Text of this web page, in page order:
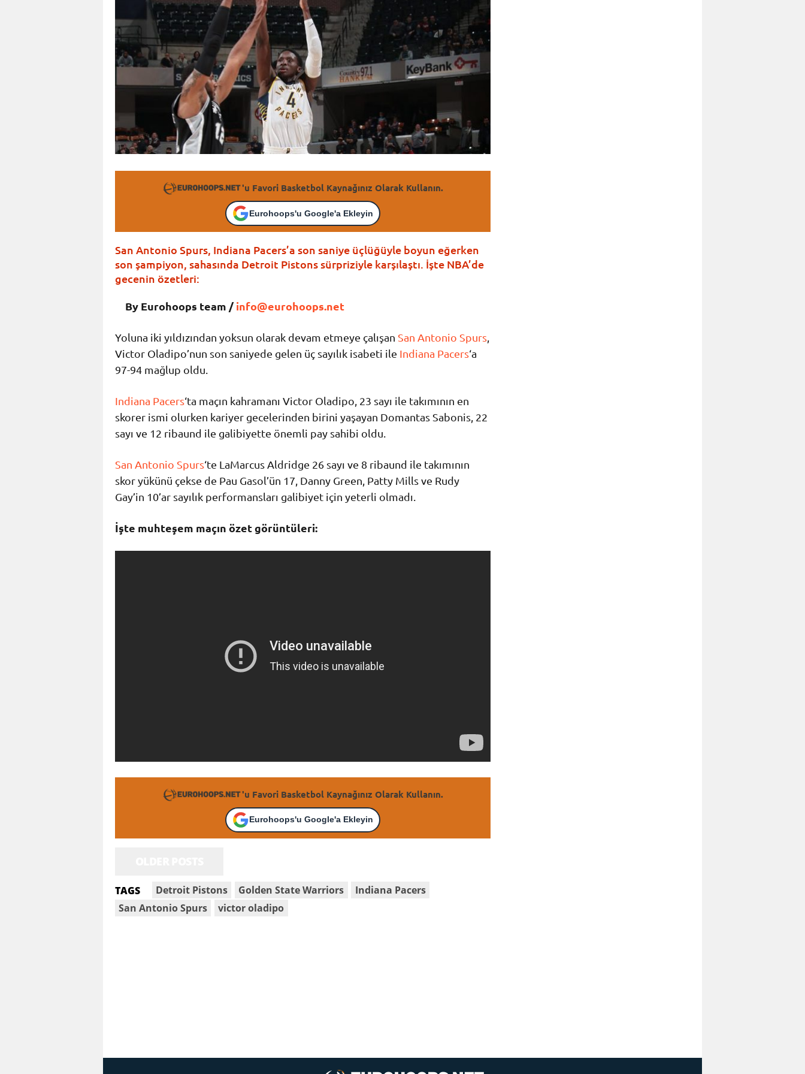
'u Favori Basketbol Kaynağınız Olarak Kullanın.
Eurohoops'u Google'a Ekleyin
San Antonio Spurs, Indiana Pacers’a son saniye üçlüğüyle boyun eğerken
son şampiyon, sahasında Detroit Pistons sürpriziyle karşılaştı. İşte NBA’de
gecenin özetleri:
By Eurohoops team /info@eurohoops.net
Yoluna iki yıldızından yoksun olarak devam etmeye çalışan San Antonio Spurs
Victor Oladipo’nun son saniyede gelen üç sayılık isabeti ile Indiana Pacers‘a
97-94 mağlup oldu.
Indiana Pacers‘ta maçın kahramanı Victor Oladipo, 23 sayı ile takımının en
skorer ismi olurken kariyer gecelerinden birini yaşayan Domantas Sabonis, 22
sayı ve 12 ribaund ile galibiyette önemli pay sahibi oldu.
San Antonio Spurs‘te LaMarcus Aldridge 26 sayı ve 8 ribaund ile takımının
skor yükünü çekse de Pau Gasol’ün 17, Danny Green, Patty Mills ve Rudy
Gay’in 10’ar sayılık performansları galibiyet için yeterli olmadı.
İşte muhteşem maçın özet görüntüleri:
'u Favori Basketbol Kaynağınız Olarak Kullanın.
Eurohoops'u Google'a Ekleyin
TAGS Detroit Pistons Golden State Warriors
Indiana Pacers
San Antonio Spurs
victor oladipo